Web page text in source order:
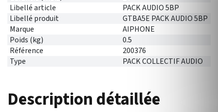
Libellé article
PACK AUDIO 5BP
Libellé produit
GTBA5E PACK AUDIO 5BP
Marque
AIPHONE
Poids (kg)
0.5
Référence
200376
Type
PACK COLLECTIF AUDIO
Description détaillée